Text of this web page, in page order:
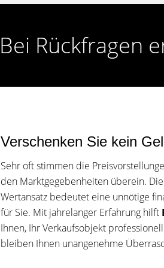
Bei Rückfragen
Verschenken Sie kein
Sehr oft stimmen die
den Marktgegebenheiten überein.
Wertansatz bedeutet eine unnötige
für Sie. Mit jahrelanger Erfahrung hilft
Ihnen, Ihr Verkaufsobjekt
bleiben Ihnen unangenehme